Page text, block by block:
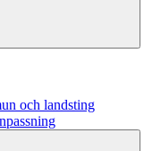
och landsting